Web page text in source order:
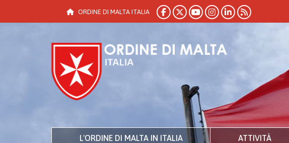
ORDINE DI MALTA ITALIA
L'ORDINE DI MALTA IN ITALIA ATTIVITÀ